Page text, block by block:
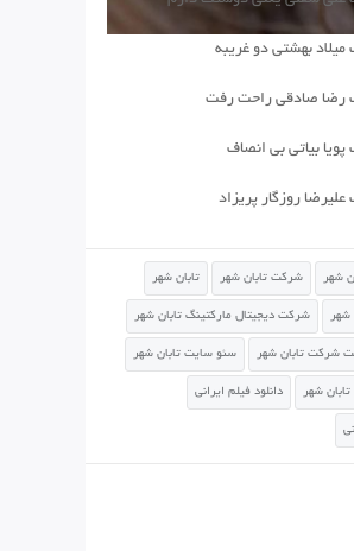
میلاد بهشتی دو غریبه
رضا صادقی راحت رفت
پویا بیاتی بی انصاف
روزگار پریزاد
شهر شرکت تابان شهر تابان شهر
شهر شرکت دیجیتال مارکتینگ تابان شهر
شرکت تابان شهر سئو سایت تابان شهر
شهر دانلود فیلم ایرانی